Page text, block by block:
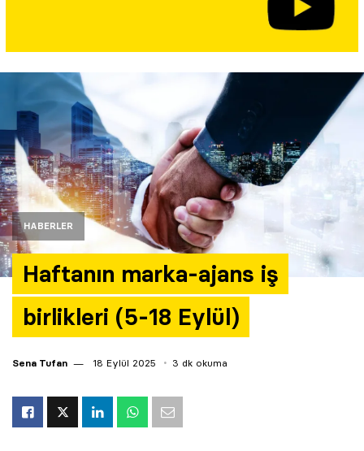
HABERLER
Haftanın marka-ajans iş
birlikleri (5-18 Eylül)
Sena Tufan 18 Eylül 2025 3 dk okuma
Araştırma